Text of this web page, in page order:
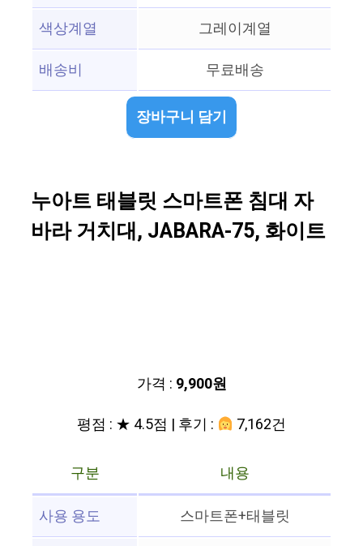
색상계열
그레이계열
배송비
무료배송
장바구니 담기
누아트 태블릿 스마트폰 침대 자
바라 거치대, JABARA-75, 화이트
가격 : 9,900원
평점 : ★ 4.5점 | 후기 :
7,162건
구분
내용
사용 용도
스마트폰+태블릿